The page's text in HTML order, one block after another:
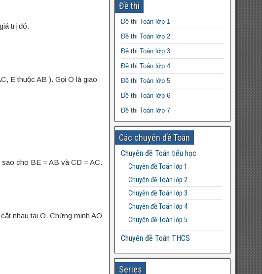
trị đó:
E thuộc AB ). Gọi O là giao
cho BE = AB và CD = AC.
nhau tại O. Chứng minh AO
Tài liệu dạy thêm Toán 8 học kì 1
(sách Chân trời sáng tạo) file word
Bài tập luyện bảng cửu chương nhân
7 kĩ năng quan trọng khi giải các bài
toán Bất đẳng thức
Một vài ví dụ về tập tính bẩm sinh và
tập tính học được
Giáo án Tin học 7 powerpoint
Đề thi
Đề thi Toán lớp 1
Đề thi Toán lớp 2
Đề thi Toán lớp 3
Đề thi Toán lớp 4
Đề thi Toán lớp 5
Đề thi Toán lớp 6
Đề thi Toán lớp 7
Đề thi Toán lớp 8
Đề thi Toán lớp 9
Đề thi Toán lớp 10
Đề thi Toán lớp 11
Đề thi Toán lớp 12
Các chuyên đề Toán
Chuyên đề Toán tiểu học
Chuyên đề Toán lớp 1
Chuyên đề Toán lớp 2
Chuyên đề Toán lớp 3
Chuyên đề Toán lớp 4
Chuyên đề Toán lớp 5
Chuyên đề Toán THCS
Bất đẳng thức THCS
Chuyên đề Toán lớp 6
Series